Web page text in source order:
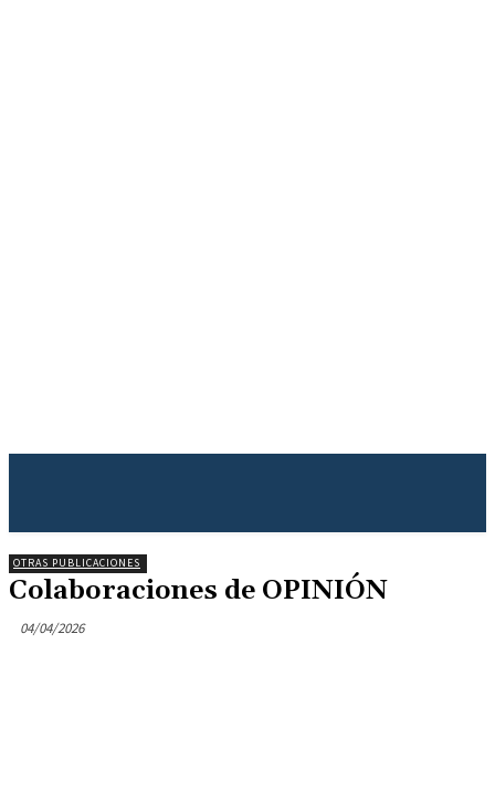
OTRAS PUBLICACIONES
Colaboraciones de OPINIÓN
04/04/2026